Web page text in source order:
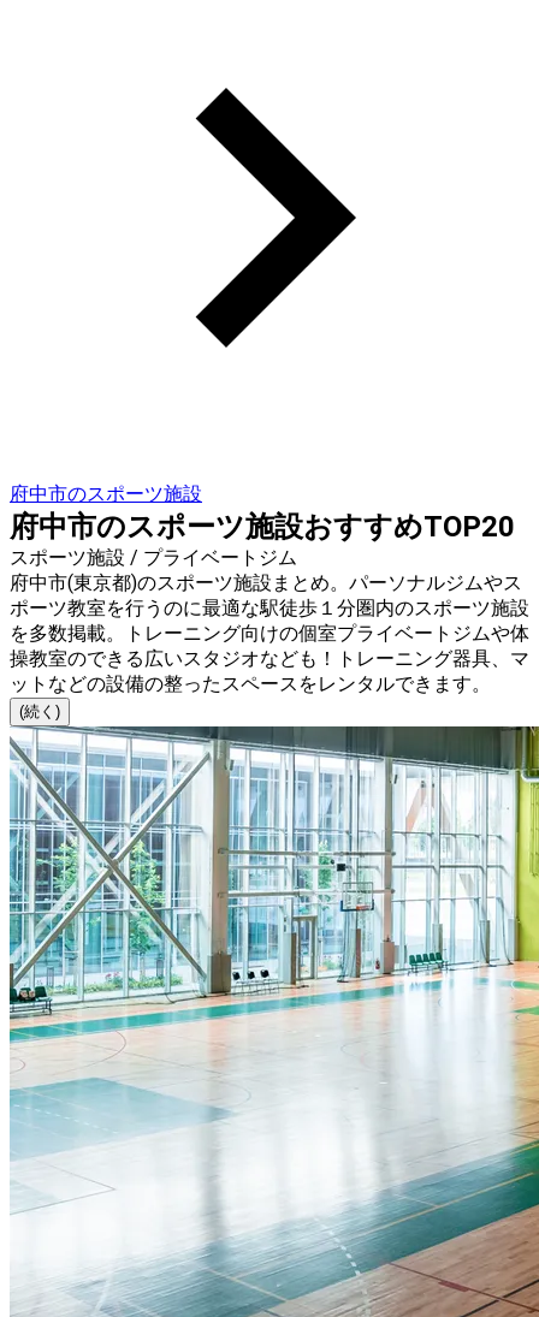
府中市のスポーツ施設
府中市のスポーツ施設おすすめTOP20
スポーツ施設 / プライベートジム
府中市(東京都)のスポーツ施設まとめ。パーソナルジムやス
ポーツ教室を行うのに最適な駅徒歩１分圏内のスポーツ施設
を多数掲載。トレーニング向けの個室プライベートジムや体
操教室のできる広いスタジオなども！トレーニング器具、マ
ットなどの設備の整ったスペースをレンタルできます。
(続く)